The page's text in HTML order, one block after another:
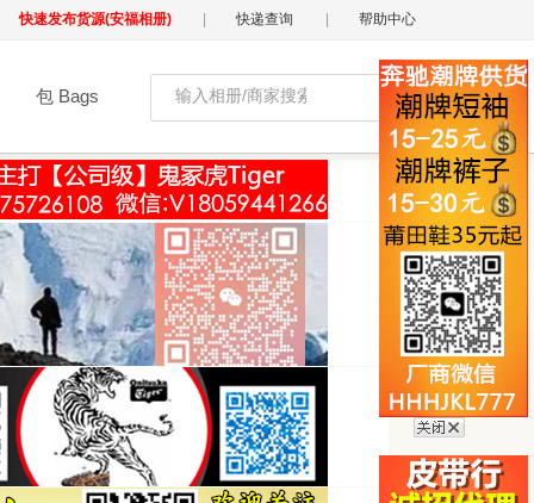
快速发布货源(安福相册) 快递查询 帮助中心
包 Bags